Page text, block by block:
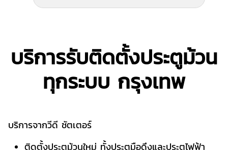
บริการรับติดตั้งประตูม้วน
ทุกระบบ กรุงเทพ
บริการจากวีดี ชัตเตอร์
ติดตั้งประตูม้วนใหม่ ทั้งประตูมือดึงและประตูไฟฟ้า